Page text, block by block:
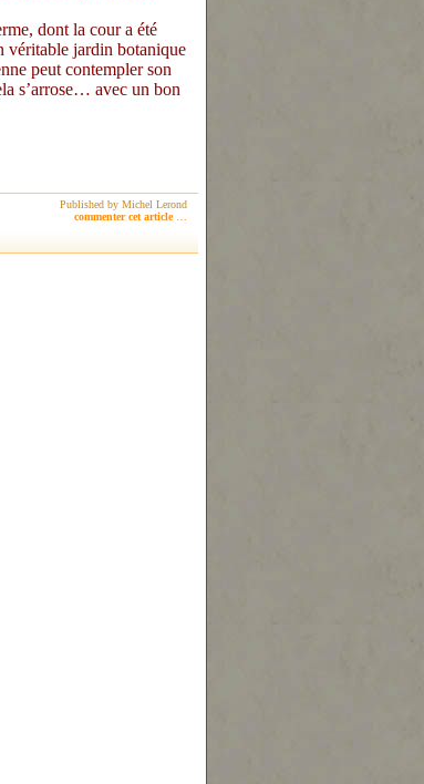
dont la cour a été
véritable jardin botanique
peut contempler son
s’arrose… avec un bon
Published by Michel Lerond
commenter cet article